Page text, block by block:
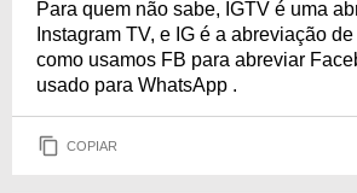
Para quem não sabe, IGTV é uma
Instagram TV, e IG é a abreviação
como usamos FB para abreviar
usado para WhatsApp .
COPIAR